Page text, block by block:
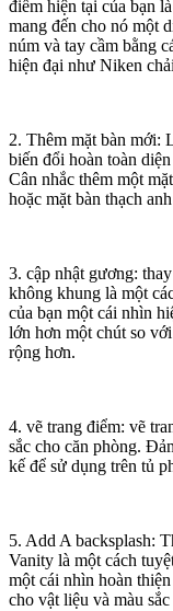
điểm hiện tại của bạn
mang đến cho nó một
núm và tay cầm bằng
hiện đại như Niken
2. Thêm mặt bàn mới:
biến đổi hoàn toàn
Cân nhắc thêm một
hoặc mặt bàn thạch
3. cập nhật gương:
không khung là một
của bạn một cái nhìn
lớn hơn một chút so
rộng hơn.
4. vẽ trang điểm: vẽ
sắc cho căn phòng.
kế để sử dụng trên tủ
5. Add A backsplash:
Vanity là một cách
một cái nhìn hoàn
cho vật liệu và màu sắc